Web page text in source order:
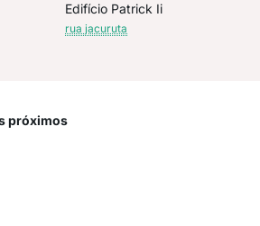
Edifício Patrick Ii
rua jacuruta
próximos